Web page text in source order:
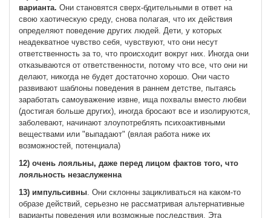
варианта. Они становятся сверх-бдительными в ответ на
свою хаотическую среду, снова полагая, что их действия
определяют поведение других людей. Дети, у которых
неадекватное чувство себя, чувствуют, что они несут
ответственность за то, что происходит вокруг них. Иногда они
отказываются от ответственности, потому что все, что они ни
делают, никогда не будет достаточно хорошо. Они часто
развивают шаблоны поведения в раннем детстве, пытаясь
заработать самоуважение извне, ища похвалы вместо любви
(достигая больше других), иногда бросают все и изолируются,
заболевают, начинают злоупотреблять психоактивными
веществами или "выпадают" (вялая работа ниже их
возможностей, потенциала)
12) очень лояльны, даже перед лицом фактов того, что
лояльность незаслуженна
13) импульсивны. Они склонны зацикливаться на каком-то
образе действий, серьезно не рассматривая альтернативные
варианты поведения или возможные последствия. Эта